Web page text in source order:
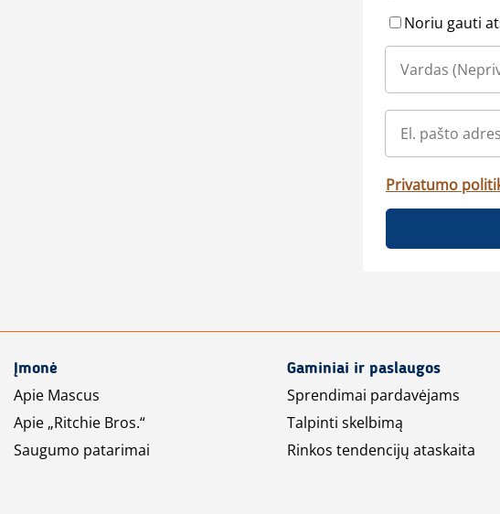
Noriu gauti
Privatumo
Įmonė
Apie Mascus
Apie „Ritchie Bros.“
Saugumo patarimai
Gaminiai ir paslaugos
Sprendimai pardavėjams
Talpinti skelbimą
Rinkos tendencijų ataskaita